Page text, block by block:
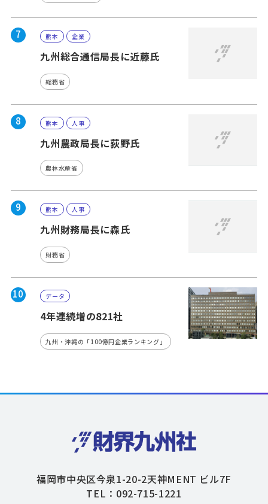
7 熊本 企業
九州総合通信局長に近藤氏
総務省
8 熊本 人事
九州農政局長に荻野氏
農林水産省
9 熊本 人事
九州財務局長に森氏
財務省
10 データ
4年連続増の821社
九州・沖縄の「100億円企業ランキング」
福岡市中央区今泉1-20-2天神MENT ビル7F
TEL：092-715-1221